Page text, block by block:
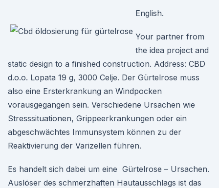
English.
Your partner from
the idea project and
static design to a finished construction. Address: CBD
d.o.o. Lopata 19 g, 3000 Celje. Der Gürtelrose muss
also eine Ersterkrankung an Windpocken
vorausgegangen sein. Verschiedene Ursachen wie
Stresssituationen, Grippeerkrankungen oder ein
abgeschwächtes Immunsystem können zu der
Reaktivierung der Varizellen führen.
Es handelt sich dabei um eine Gürtelrose – Ursachen.
Auslöser des schmerzhaften Hautausschlags ist das